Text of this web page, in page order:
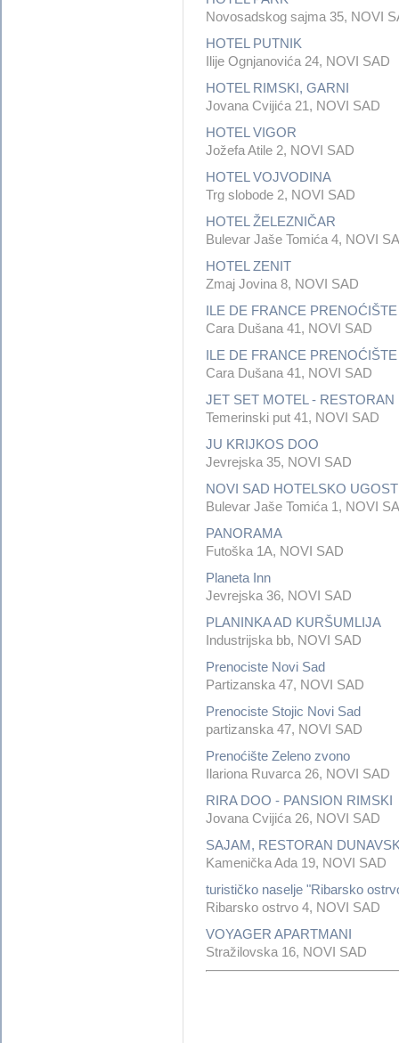
Novosadskog sajma 35, NOVI
HOTEL PUTNIK
Ilije Ognjanovića 24, NOVI SAD
HOTEL RIMSKI, GARNI
Jovana Cvijića 21, NOVI SAD
HOTEL VIGOR
Jožefa Atile 2, NOVI SAD
HOTEL VOJVODINA
Trg slobode 2, NOVI SAD
HOTEL ŽELEZNIČAR
Bulevar Jaše Tomića 4, NOVI
HOTEL ZENIT
Zmaj Jovina 8, NOVI SAD
ILE DE FRANCE PRENOĆIŠTE
Cara Dušana 41, NOVI SAD
ILE DE FRANCE PRENOĆIŠTE
Cara Dušana 41, NOVI SAD
JET SET MOTEL - RESTORAN
Temerinski put 41, NOVI SAD
JU KRIJKOS DOO
Jevrejska 35, NOVI SAD
NOVI SAD HOTELSKO
Bulevar Jaše Tomića 1, NOVI
PANORAMA
Futoška 1A, NOVI SAD
Planeta Inn
Jevrejska 36, NOVI SAD
PLANINKA AD KURŠUMLIJA
Industrijska bb, NOVI SAD
Prenociste Novi Sad
Partizanska 47, NOVI SAD
Prenociste Stojic Novi Sad
partizanska 47, NOVI SAD
Prenoćište Zeleno zvono
Ilariona Ruvarca 26, NOVI SAD
RIRA DOO - PANSION RIMSKI
Jovana Cvijića 26, NOVI SAD
SAJAM, RESTORAN
Kamenička Ada 19, NOVI SAD
turističko naselje "Ribarsko
Ribarsko ostrvo 4, NOVI SAD
VOYAGER APARTMANI
Stražilovska 16, NOVI SAD